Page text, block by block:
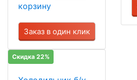
корзину
Заказ в один клик
Скидка 22%